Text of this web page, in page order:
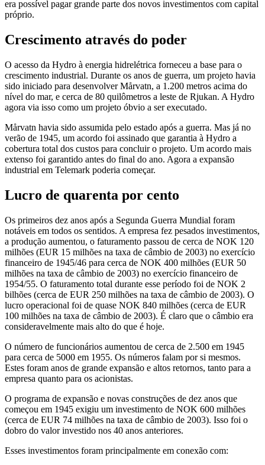
era possível pagar grande parte dos novos investimentos com capital
próprio.
Crescimento através do poder
O acesso da Hydro à energia hidrelétrica forneceu a base para o
crescimento industrial. Durante os anos de guerra, um projeto havia
sido iniciado para desenvolver Mårvatn, a 1.200 metros acima do
nível do mar, e cerca de 80 quilômetros a leste de Rjukan. A Hydro
agora via isso como um projeto óbvio a ser executado.
Mårvatn havia sido assumida pelo estado após a guerra. Mas já no
verão de 1945, um acordo foi assinado que garantia à Hydro a
cobertura total dos custos para concluir o projeto. Um acordo mais
extenso foi garantido antes do final do ano. Agora a expansão
industrial em Telemark poderia começar.
Lucro de quarenta por cento
Os primeiros dez anos após a Segunda Guerra Mundial foram
notáveis em todos os sentidos. A empresa fez pesados investimentos,
a produção aumentou, o faturamento passou de cerca de NOK 120
milhões (EUR 15 milhões na taxa de câmbio de 2003) no exercício
financeiro de 1945/46 para cerca de NOK 400 milhões (EUR 50
milhões na taxa de câmbio de 2003) no exercício financeiro de
1954/55. O faturamento total durante esse período foi de NOK 2
bilhões (cerca de EUR 250 milhões na taxa de câmbio de 2003). O
lucro operacional foi de quase NOK 840 milhões (cerca de EUR
100 milhões na taxa de câmbio de 2003). É claro que o câmbio era
consideravelmente mais alto do que é hoje.
O número de funcionários aumentou de cerca de 2.500 em 1945
para cerca de 5000 em 1955. Os números falam por si mesmos.
Estes foram anos de grande expansão e altos retornos, tanto para a
empresa quanto para os acionistas.
O programa de expansão e novas construções de dez anos que
começou em 1945 exigiu um investimento de NOK 600 milhões
(cerca de EUR 74 milhões na taxa de câmbio de 2003). Isso foi o
dobro do valor investido nos 40 anos anteriores.
Esses investimentos foram principalmente em conexão com: